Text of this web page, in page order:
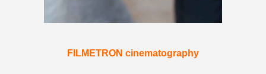
FILMETRON cinematography